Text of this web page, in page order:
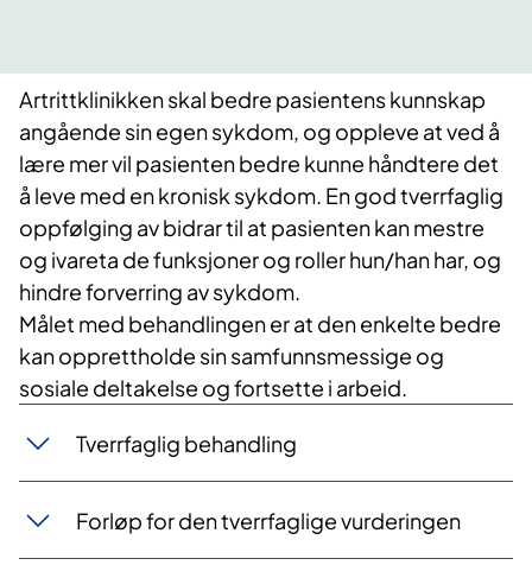
​Artrittklinikken skal bedre pasientens kunnskap
angående sin egen sykdom, og oppleve at ved å
lære mer vil pasienten bedre kunne håndtere det
å leve med en kronisk sykdom. En god tverrfaglig
oppfølging av bidrar til at pasienten kan mestre
og ivareta de funksjoner og roller hun/han har, og
hindre forverring av sykdom.
Målet med behandlingen er at den enkelte bedre
kan opprettholde sin samfunnsmessige og
sosiale deltakelse og fortsette i arbeid.
Tverrfaglig behandling
Forløp for den tverrfaglige vurderingen